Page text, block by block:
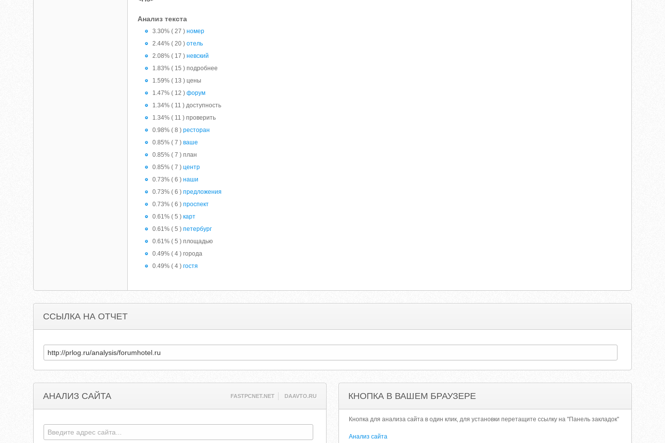
Анализ текста
3.30% ( 27 )номер
2.44% ( 20 )отель
2.08% ( 17 )невский
1.83% ( 15 ) подробнее
1.59% ( 13 ) цены
1.47% ( 12 )форум
1.34% ( 11 ) доступность
1.34% ( 11 ) проверить
0.98% ( 8 )ресторан
0.85% ( 7 )ваше
0.85% ( 7 ) план
0.85% ( 7 )центр
0.73% ( 6 )наши
0.73% ( 6 )предложения
0.73% ( 6 )проспект
0.61% ( 5 )карт
0.61% ( 5 )петербург
0.61% ( 5 ) площадью
0.49% ( 4 ) города
0.49% ( 4 )гостя
ССЫЛКА НА ОТЧЕТ
АНАЛИЗ САЙТА FASTPCNET.NET DAAVTO.RU КНОПКА В ВАШЕМ БРАУЗЕРЕ
Кнопка для анализа сайта в один клик, для установки перетащите ссылку на "Панель закладок"
Анализ сайта